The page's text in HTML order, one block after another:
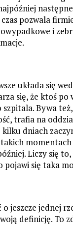
pozwala
i
układa się
się, że ktoś po
Bywa
trafia na
dniach
momentach
Liczy się
się taka
jeszcze jednej
definicję. To